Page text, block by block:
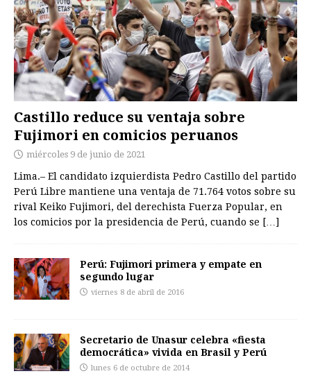
Castillo reduce su ventaja sobre
Fujimori en comicios peruanos
miércoles 9 de junio de 2021
Lima.– El candidato izquierdista Pedro Castillo del partido
Perú Libre mantiene una ventaja de 71.764 votos sobre su
rival Keiko Fujimori, del derechista Fuerza Popular, en
los comicios por la presidencia de Perú, cuando se […]
Perú: Fujimori primera y empate en
segundo lugar
viernes 8 de abril de 2016
Secretario de Unasur celebra «fiesta
democrática» vivida en Brasil y Perú
lunes 6 de octubre de 2014